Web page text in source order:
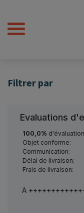
Filtrer par
Evaluations
100,0%
Objet conforme:
Communication:
Délai de livraison:
Frais de livraison:
livraison très